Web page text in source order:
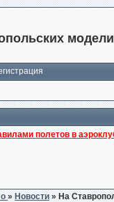
полетов в
»Новости » На